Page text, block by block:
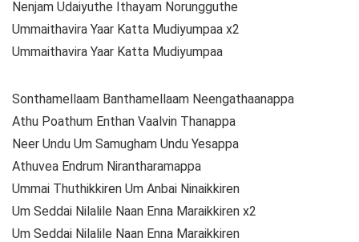
Nenjam Udaiyuthe Ithayam Norungguthe
Ummaithavira Yaar Katta Mudiyumpaa x2
Ummaithavira Yaar Katta Mudiyumpaa
Sonthamellaam Banthamellaam Neengathaanappa
Athu Poathum Enthan Vaalvin Thanappa
Neer Undu Um Samugham Undu Yesappa
Athuvea Endrum Nirantharamappa
Ummai Thuthikkiren Um Anbai Ninaikkiren
Um Seddai Nilalile Naan Enna Maraikkiren x2
Um Seddai Nilalile Naan Enna Maraikkiren